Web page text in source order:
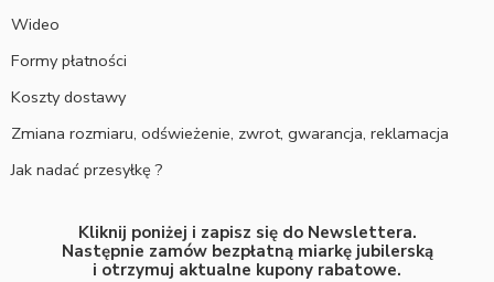
Wideo
Formy płatności
Koszty dostawy
Zmiana rozmiaru, odświeżenie, zwrot, gwarancja, reklamacja
Jak nadać przesyłkę ?
Kliknij poniżej i zapisz się do Newslettera.
Następnie zamów bezpłatną miarkę jubilerską
i otrzymuj aktualne kupony rabatowe.